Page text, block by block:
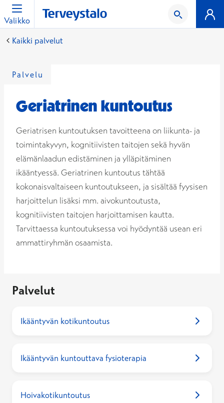
Valikko
Kaikki palvelut
Palvelu
Geriatrinen kuntoutus
Geriatrisen kuntoutuksen tavoitteena on liikunta- ja
toimintakyvyn, kognitiivisten taitojen sekä hyvän
elämänlaadun edistäminen ja ylläpitäminen
ikääntyessä. Geriatrinen kuntoutus tähtää
kokonaisvaltaiseen kuntoutukseen, ja sisältää fyysisen
harjoittelun lisäksi mm. aivokuntoutusta,
kognitiivisten taitojen harjoittamisen kautta.
Tarvittaessa kuntoutuksessa voi hyödyntää usean eri
ammattiryhmän osaamista.
Palvelut
Ikääntyvän kotikuntoutus
Ikääntyvän kuntouttava fysioterapia
Hoivakotikuntoutus